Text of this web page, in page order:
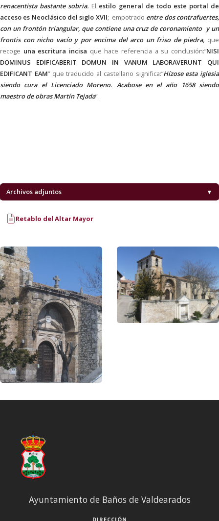
renacentista bastante sobria. El estilo general de todo este portal de
acceso es Neoclásico del siglo XVII; empotrado entre dos contrafuertes,
con un frontón triangular, que contiene una cruz de coronamiento y un
frontis con nicho vacío y por encima del arco un friso de piedra, que
recoge una escritura incisa que hace referencia a su conclusión:”NISI
DOMINUS EDIFICABERIT DOMUN IN VANUM LABORAVERUNT QUI
EDIFICANT EAM” que traducido al castellano significa:”Hízose esta iglesia
siendo cura el Licenciado Moreno. Acabose en el año 1658 siendo
maestro de obras Martín Tejada”.
Archivos adjuntos ▼
Retablo del Altar Mayor
Ayuntamiento de Baños de Valdearados
DIRECCIÓN